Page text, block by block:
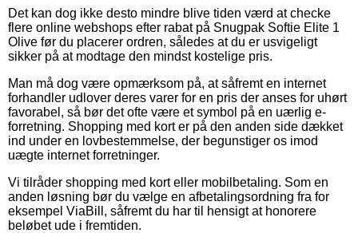
Det kan dog ikke desto mindre blive tiden værd at checke
flere online webshops efter rabat på Snugpak Softie Elite 1
Olive før du placerer ordren, således at du er usvigeligt
sikker på at modtage den mindst kostelige pris.
Man må dog være opmærksom på, at såfremt en internet
forhandler udlover deres varer for en pris der anses for uhørt
favorabel, så bør det ofte være et symbol på en uærlig e-
forretning. Shopping med kort er på den anden side dækket
ind under en lovbestemmelse, der begunstiger os imod
uægte internet forretninger.
Vi tilråder shopping med kort eller mobilbetaling. Som en
anden løsning bør du vælge en afbetalingsordning fra for
eksempel ViaBill, såfremt du har til hensigt at honorere
beløbet ude i fremtiden.